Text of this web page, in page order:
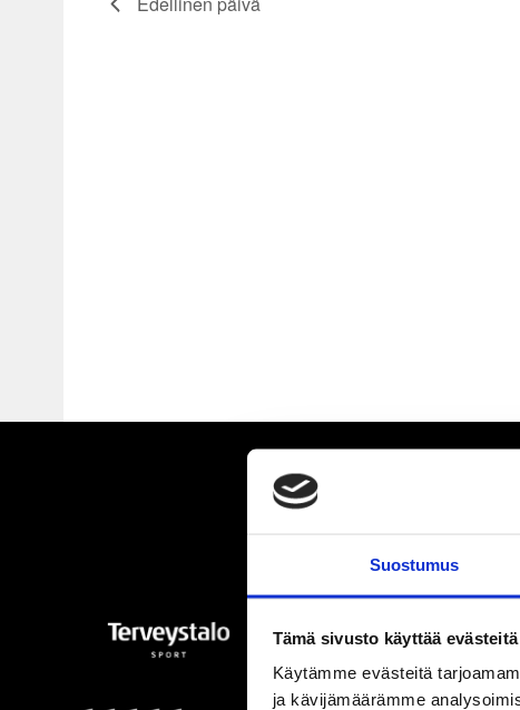
Suostumus
Tämä sivusto käyttää evästeitä
Käytämme evästeitä
ja kävijämäärämme